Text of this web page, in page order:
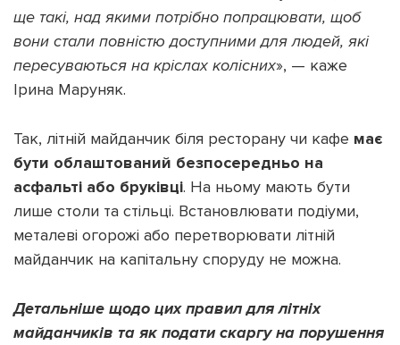
ще такі, над якими потрібно попрацювати, щоб
вони стали повністю доступними для людей, які
пересуваються на кріслах колісних», — каже
Ірина Маруняк.
Так, літній майданчик біля ресторану чи кафе має
бути облаштований безпосередньо на
асфальті або бруківці. На ньому мають бути
лише столи та стільці. Встановлювати подіуми,
металеві огорожі або перетворювати літній
майданчик на капітальну споруду не можна.
Детальніше щодо цих правил для літніх
майданчиків та як подати скаргу на порушення